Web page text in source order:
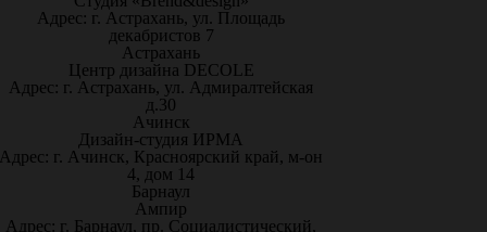
Адрес: г. Астрахань, ул. Площадь
декабристов 7
Астрахань
Центр дизайна DECOLE
Адрес: г. Астрахань, ул. Адмиралтейская
д.30
Ачинск
Дизайн-студия ИРМА
Адрес: г. Ачинск, Красноярский край, м-он
4, дом 14
Барнаул
Ампир
Адрес: г. Барнаул, пр. Социалистический,